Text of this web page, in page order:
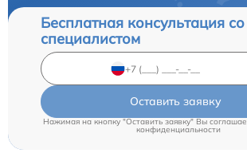
Бесплатная консультация со
специалистом
Оставить заявку
Нажимая на кнопку "Оставить заявку" Вы
конфиденциальности